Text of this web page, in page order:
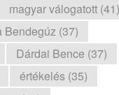
magyar válogatott (41)
Bendegúz (37)
Dárdai Bence (37)
értékelés (35)